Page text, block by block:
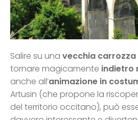
Salire su una vecchia
tornare magicamente indietro
anche all’animazione in
Artusin (che propone la
del territorio occitano), può